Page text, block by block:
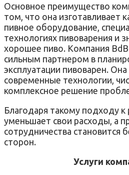
Основное преимущество
том, что она изготавливает
пивное оборудование,
технологиях пивоварения и
хорошее пиво. Компания BdB
сильным партнером в
эксплуатации пивоварен. Она
современные технологии,
комплексное решение
Благодаря такому подходу к
уменьшает свои расходы, а
сотрудничества становится
сторон.
Услуги